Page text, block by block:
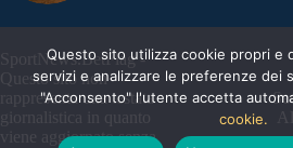
SportNews.BetFlag -
Questo sito non
rappresenta una testata
giornalistica in quanto
viene aggiornato senza
Questo sito utilizza cookie propri e
servizi e analizzare le preferenze dei
"Acconsento" l'utente accetta
cookie.